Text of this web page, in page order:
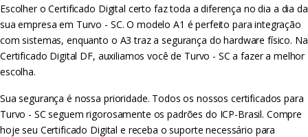
Escolher o Certificado Digital certo faz toda a diferença no dia a dia da
sua empresa em Turvo - SC. O modelo A1 é perfeito para integração
com sistemas, enquanto o A3 traz a segurança do hardware físico. Na
Certificado Digital DF, auxiliamos você de Turvo - SC a fazer a melhor
escolha.
Sua segurança é nossa prioridade. Todos os nossos certificados para
Turvo - SC seguem rigorosamente os padrões do ICP-Brasil. Compre
hoje seu Certificado Digital e receba o suporte necessário para